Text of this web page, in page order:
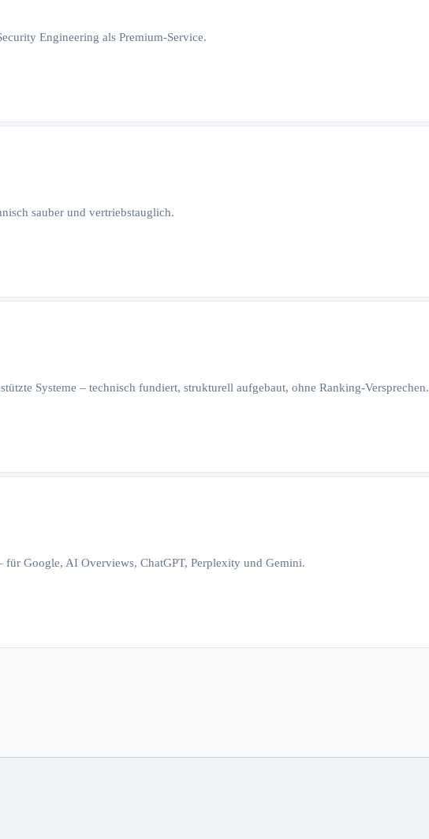
Engineering als Premium-Service.
sauber und vertriebstauglich.
Systeme – technisch fundiert, strukturell aufgebaut, ohne Ranking-Versprechen.
Google, AI Overviews, ChatGPT, Perplexity und Gemini.